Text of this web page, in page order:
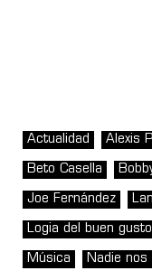
Actualidad Alexis
Beto Casella
Joe Fernández
Logia del buen gusto
Música Nadie nos